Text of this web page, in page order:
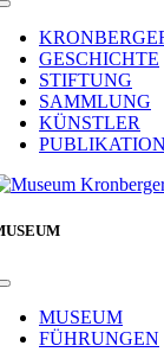
Toggle
Navigation
GESCHICHTE
STIFTUNG
SAMMLUNG
KÜNSTLER
Toggle
NavigationMUSEUM
FÜHRUNGEN